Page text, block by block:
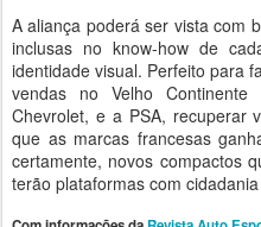
A aliança poderá ser vista com
inclusas no know-how de
identidade visual. Perfeito para
vendas no Velho
Chevrolet, e a PSA, recuperar
que as marcas francesas
certamente, novos compactos
terão plataformas com